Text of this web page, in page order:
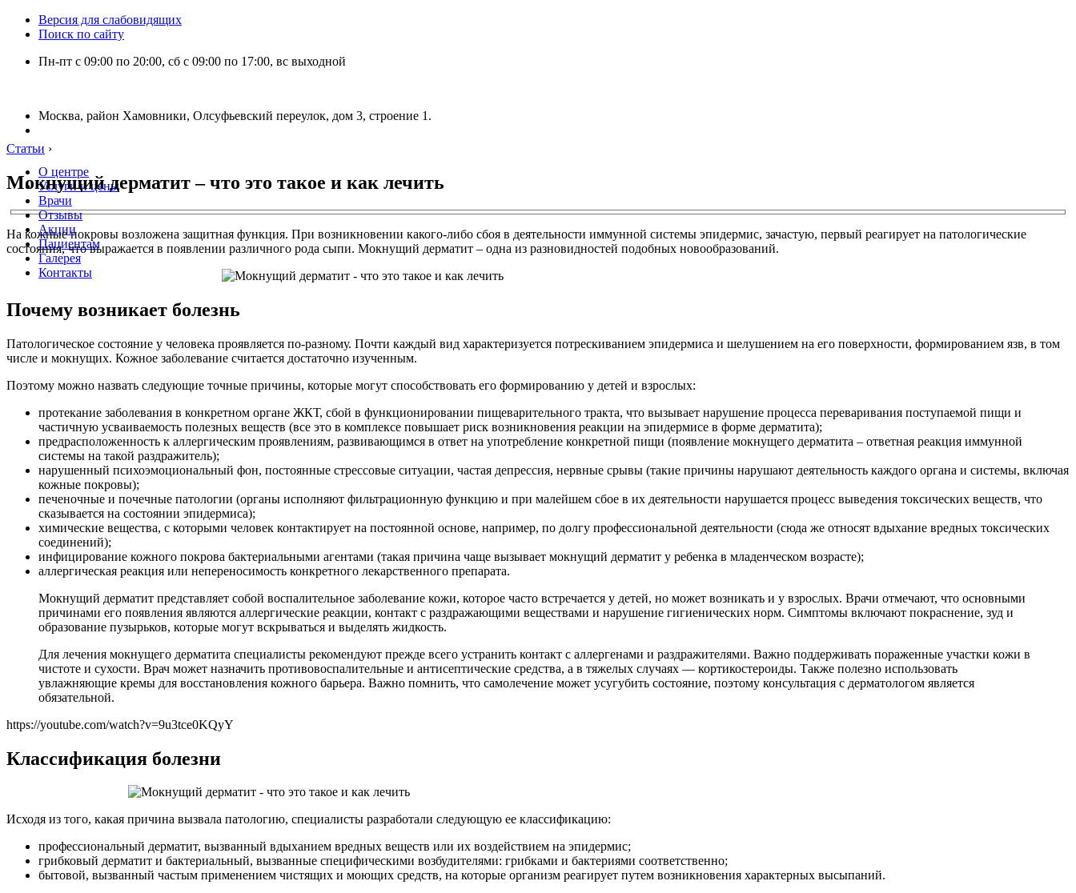
Версия для слабовидящих
Поиск по сайту
Пн-пт с 09:00 по 20:00, сб с 09:00 по 17:00, вс выходной
Москва, район Хамовники, Олсуфьевский переулок, дом 3, строение 1.
О центре
Услуги и цены
Врачи
Отзывы
Акции
Пациентам
Галерея
Контакты
Статьи ›
Мокнущий дерматит – что это такое и как лечить
На кожные покровы возложена защитная функция. При возникновении какого-либо сбоя в деятельности иммунной системы эпидермис, зачастую, первый реагирует на патологические
состояния, что выражается в появлении различного рода сыпи. Мокнущий дерматит – одна из разновидностей подобных новообразований.
Почему возникает болезнь
Патологическое состояние у человека проявляется по-разному. Почти каждый вид характеризуется потрескиванием эпидермиса и шелушением на его поверхности, формированием язв, в том
числе и мокнущих. Кожное заболевание считается достаточно изученным.
Поэтому можно назвать следующие точные причины, которые могут способствовать его формированию у детей и взрослых:
протекание заболевания в конкретном органе ЖКТ, сбой в функционировании пищеварительного тракта, что вызывает нарушение процесса переваривания поступаемой пищи и
частичную усваиваемость полезных веществ (все это в комплексе повышает риск возникновения реакции на эпидермисе в форме дерматита);
предрасположенность к аллергическим проявлениям, развивающимся в ответ на употребление конкретной пищи (появление мокнущего дерматита – ответная реакция иммунной
системы на такой раздражитель);
нарушенный психоэмоциональный фон, постоянные стрессовые ситуации, частая депрессия, нервные срывы (такие причины нарушают деятельность каждого органа и системы, включая
кожные покровы);
печеночные и почечные патологии (органы исполняют фильтрационную функцию и при малейшем сбое в их деятельности нарушается процесс выведения токсических веществ, что
сказывается на состоянии эпидермиса);
химические вещества, с которыми человек контактирует на постоянной основе, например, по долгу профессиональной деятельности (сюда же относят вдыхание вредных токсических
соединений);
инфицирование кожного покрова бактериальными агентами (такая причина чаще вызывает мокнущий дерматит у ребенка в младенческом возрасте);
аллергическая реакция или непереносимость конкретного лекарственного препарата.
Мокнущий дерматит представляет собой воспалительное заболевание кожи, которое часто встречается у детей, но может возникать и у взрослых. Врачи отмечают, что основными
причинами его появления являются аллергические реакции, контакт с раздражающими веществами и нарушение гигиенических норм. Симптомы включают покраснение, зуд и
образование пузырьков, которые могут вскрываться и выделять жидкость.
Для лечения мокнущего дерматита специалисты рекомендуют прежде всего устранить контакт с аллергенами и раздражителями. Важно поддерживать пораженные участки кожи в
чистоте и сухости. Врач может назначить противовоспалительные и антисептические средства, а в тяжелых случаях — кортикостероиды. Также полезно использовать
увлажняющие кремы для восстановления кожного барьера. Важно помнить, что самолечение может усугубить состояние, поэтому консультация с дерматологом является
обязательной.
https://youtube.com/watch?v=9u3tce0KQyY
Классификация болезни
Исходя из того, какая причина вызвала патологию, специалисты разработали следующую ее классификацию:
профессиональный дерматит, вызванный вдыханием вредных веществ или их воздействием на эпидермис;
грибковый дерматит и бактериальный, вызванные специфическими возбудителями: грибками и бактериями соответственно;
бытовой, вызванный частым применением чистящих и моющих средств, на которые организм реагирует путем возникновения характерных высыпаний.